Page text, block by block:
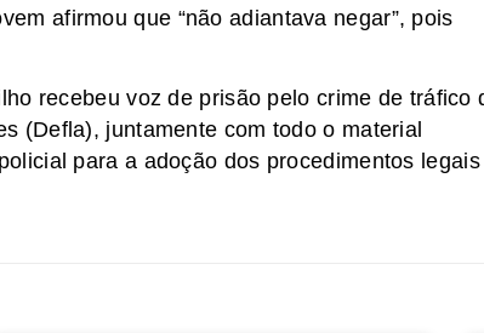
afirmou que “não adiantava negar”, pois
recebeu voz de prisão pelo crime de tráfico
(Defla), juntamente com todo o material
para a adoção dos procedimentos legais